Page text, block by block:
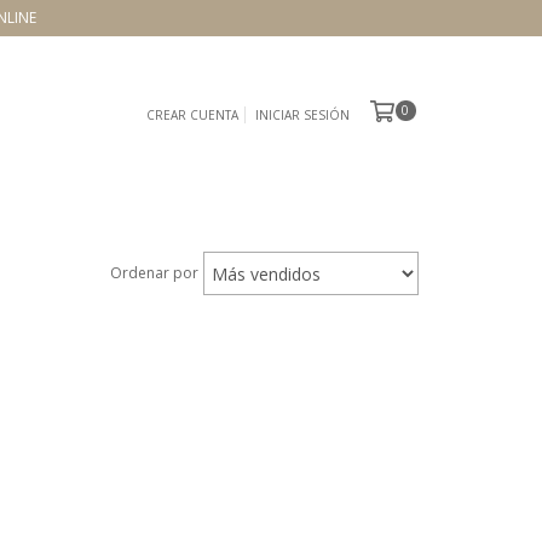
CREAR CUENTA INICIAR SESIÓN 0
Ordenar por